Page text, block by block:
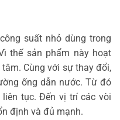
suất nhỏ dùng trong
thế sản phẩm này hoạt
Cùng với sự thay đổi,
ống dẫn nước. Từ đó
tục. Đến vị trí các vòi
định và đủ mạnh.